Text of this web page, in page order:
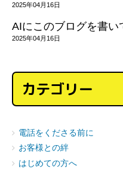
2025年04月16日
AIにこのブログを書い
2025年04月16日
カテゴリー
電話をくださる前に
お客様との絆
はじめての方へ